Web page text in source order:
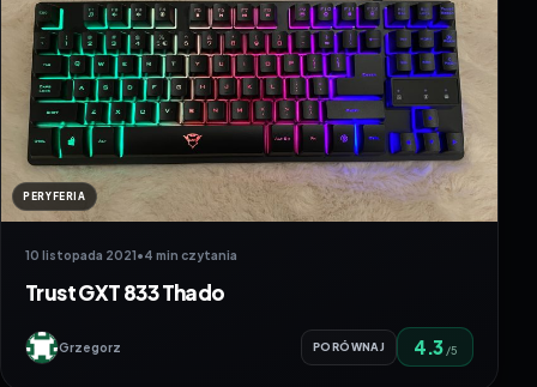
PERYFERIA
10 listopada 2021•4 min czytania
Trust GXT 833 Thado
Grzegorz PORÓWNAJ 4.3 /5